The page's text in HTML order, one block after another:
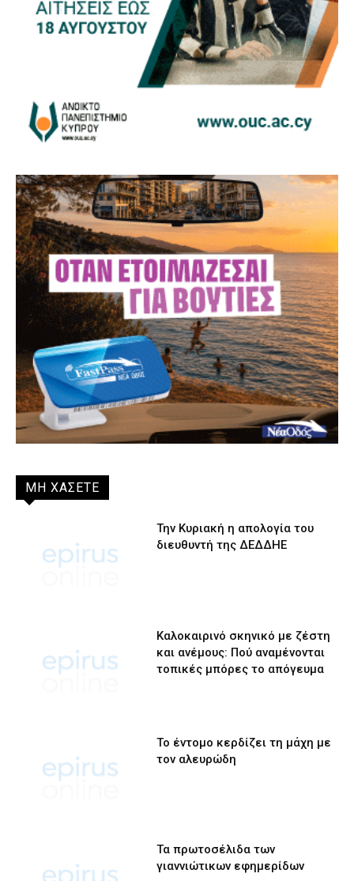
ΜΗ ΧΑΣΕΤΕ
Την Κυριακή η απολογία του
διευθυντή της ΔΕΔΔΗΕ
Καλοκαιρινό σκηνικό με ζέστη
και ανέμους: Πού αναμένονται
τοπικές μπόρες το απόγευμα
Το έντομο κερδίζει τη μάχη με
τον αλευρώδη
Τα πρωτοσέλιδα των
γιαννιώτικων εφημερίδων